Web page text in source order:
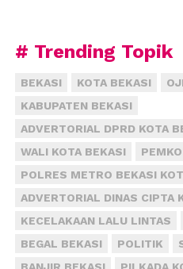
Kepala Kepolisian Resor
Besar Asep Adi Saputra
mudik di wilayah
menggunakan ruas jalan
sedangkan roda dua
jawa hingga perbatasan
Menurut dia, petugas
jika terjadi kepadatan lalu
pemudik, serta
# Trending Topik
BEKASI KOTA BEKASI
KABUPATEN BEKASI
ADVERTORIAL DPRD KOTA
WALI KOTA BEKASI
POLRES METRO BEKASI
ADVERTORIAL DINAS CIPTA
KECELAKAAN LALU LINTAS
BEGAL BEKASI
POLITIK